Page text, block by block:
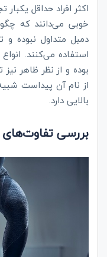
اکثر افراد حداقل
خوبی می‌دانند که
دمبل متداول نبوده و
استفاده می‌کنند.
بوده و از نظر ظاهر
از نام آن پیداست
بالایی دارد.
بررسی